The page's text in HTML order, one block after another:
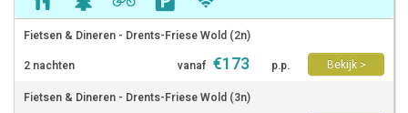
Fietsen & Dineren - Drents-Friese Wold (2n)
2 nachten
vanaf €173 p.p.
Bekijk >
Fietsen & Dineren - Drents-Friese Wold (3n)